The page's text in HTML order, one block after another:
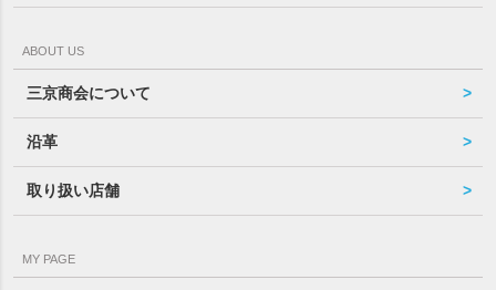
ABOUT US
三京商会について
沿革
取り扱い店舗
MY PAGE